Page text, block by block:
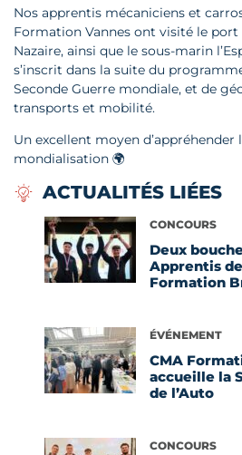
Nos apprentis mécaniciens et
Formation Vannes ont visité le
Nazaire, ainsi que le sous-marin
s’inscrit dans la suite du
Seconde Guerre mondiale, et de
transports et mobilité.
Un excellent moyen d’appréhender
mondialisation 🌍
ACTUALITÉS LIÉES
CONCOURS
Deux
Apprentis
Formation
Voir l'article
ÉVÉNEMENT
CMA
accueille la
de l’Auto
Voir l'article
CONCOURS
Voir l'article